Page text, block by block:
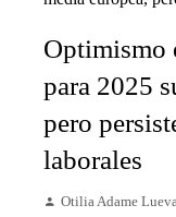
Optimismo
para 2025
pero
laborales
Otilia Adame